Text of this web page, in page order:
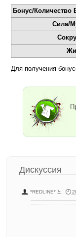
Бонус/Количество
Сила/
Для получения
Дискуссия
*REDLINE*